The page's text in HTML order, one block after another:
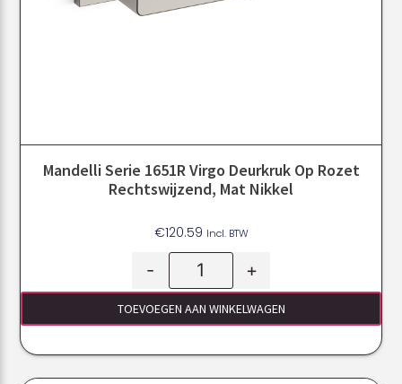
Mandelli Serie 1651R Virgo Deurkruk Op Rozet
Rechtswijzend, Mat Nikkel
€120.59 Incl. BTW
- +
TOEVOEGEN AAN WINKELWAGEN